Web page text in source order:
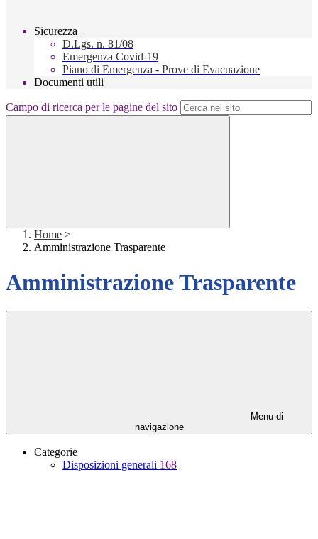
Sicurezza
D.Lgs. n. 81/08
Emergenza Covid-19
Piano di Emergenza - Prove di Evacuazione
Documenti utili
Campo di ricerca per le pagine del sito
Home >
Amministrazione Trasparente
Amministrazione Trasparente
Menu di
navigazione
Categorie
Disposizioni generali 168